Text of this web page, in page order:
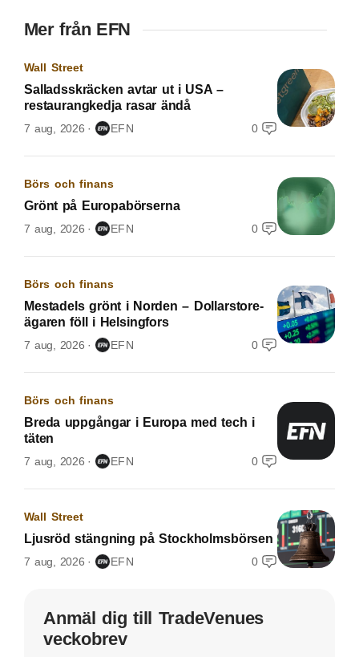
Mer från EFN
Wall Street
Salladsskräcken avtar ut i USA –
restaurangkedja rasar ändå
7 aug, 2026 EFN 0
Börs och finans
Grönt på Europabörserna
7 aug, 2026 EFN 0
Börs och finans
Mestadels grönt i Norden – Dollarstore-
ägaren föll i Helsingfors
7 aug, 2026 EFN 0
Börs och finans
Breda uppgångar i Europa med tech i
täten
7 aug, 2026 EFN 0
Wall Street
Ljusröd stängning på Stockholmsbörsen
7 aug, 2026 EFN 0
Anmäl dig till TradeVenues
veckobrev